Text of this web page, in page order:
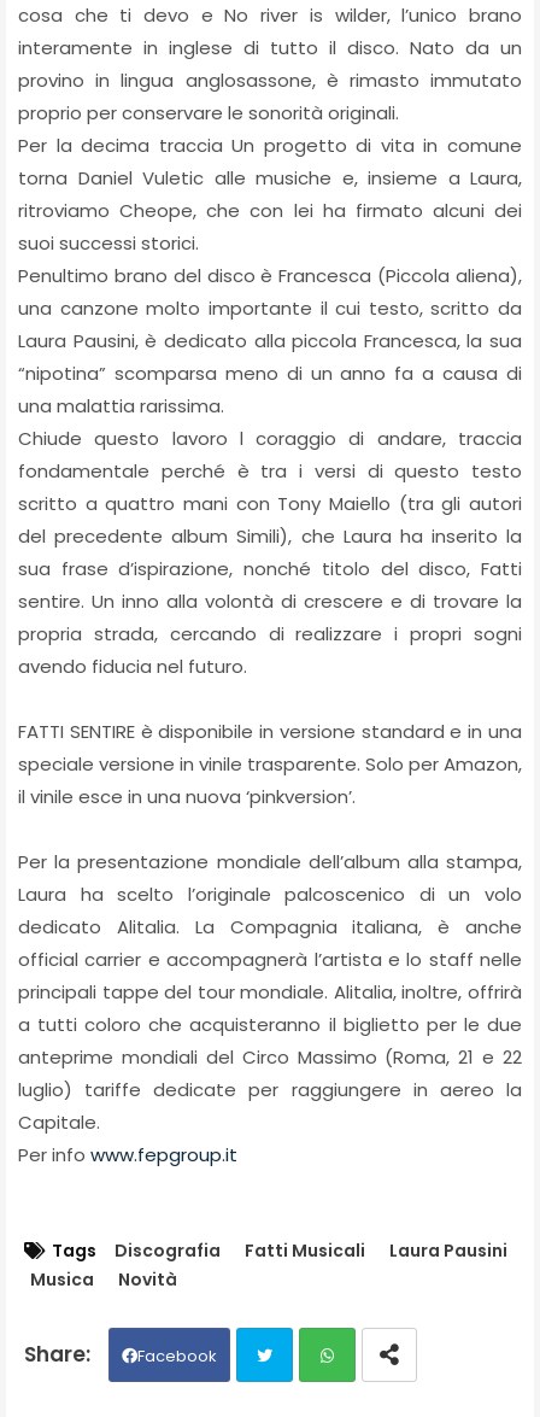
cosa che ti devo e No river is wilder, l’unico brano
interamente in inglese di tutto il disco. Nato da un
provino in lingua anglosassone, è rimasto immutato
proprio per conservare le sonorità originali.
Per la decima traccia Un progetto di vita in comune
torna Daniel Vuletic alle musiche e, insieme a Laura,
ritroviamo Cheope, che con lei ha firmato alcuni dei
suoi successi storici.
Penultimo brano del disco è Francesca (Piccola aliena),
una canzone molto importante il cui testo, scritto da
Laura Pausini, è dedicato alla piccola Francesca, la sua
“nipotina” scomparsa meno di un anno fa a causa di
una malattia rarissima.
Chiude questo lavoro l coraggio di andare, traccia
fondamentale perché è tra i versi di questo testo
scritto a quattro mani con Tony Maiello (tra gli autori
del precedente album Simili), che Laura ha inserito la
sua frase d’ispirazione, nonché titolo del disco, Fatti
sentire. Un inno alla volontà di crescere e di trovare la
propria strada, cercando di realizzare i propri sogni
avendo fiducia nel futuro.
FATTI SENTIRE è disponibile in versione standard e in una
speciale versione in vinile trasparente. Solo per Amazon,
il vinile esce in una nuova ‘pinkversion’.
Per la presentazione mondiale dell’album alla stampa,
Laura ha scelto l’originale palcoscenico di un volo
dedicato Alitalia. La Compagnia italiana, è anche
official carrier e accompagnerà l’artista e lo staff nelle
principali tappe del tour mondiale. Alitalia, inoltre, offrirà
a tutti coloro che acquisteranno il biglietto per le due
anteprime mondiali del Circo Massimo (Roma, 21 e 22
luglio) tariffe dedicate per raggiungere in aereo la
Capitale.
Per info www.fepgroup.it
Tags Discografia Fatti Musicali
Laura Pausini
Musica
Novità
Facebook